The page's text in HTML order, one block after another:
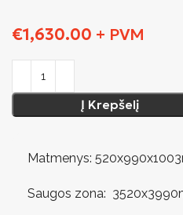
€1,630.00 + PVM
Į Krepšelį
Matmenys:
Saugos zona: